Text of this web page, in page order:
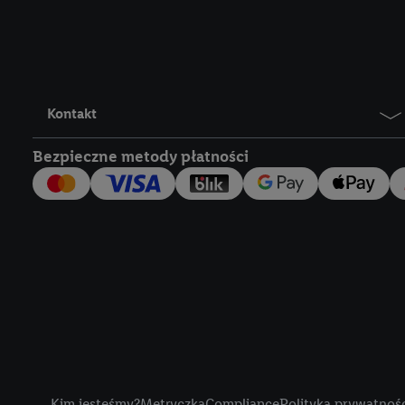
Kontakt
Bezpieczne metody płatności
Lidl Plus, możemy
wymienionych
następnie
użytkownika w
my i jeden z innych
Użytkownik upoważnia
usługach Lidl. Utiq
tak, Utiq udostępni
numeru
wykorzystany do
szczególności
obsługiwanych przez
korzystanie z
lub